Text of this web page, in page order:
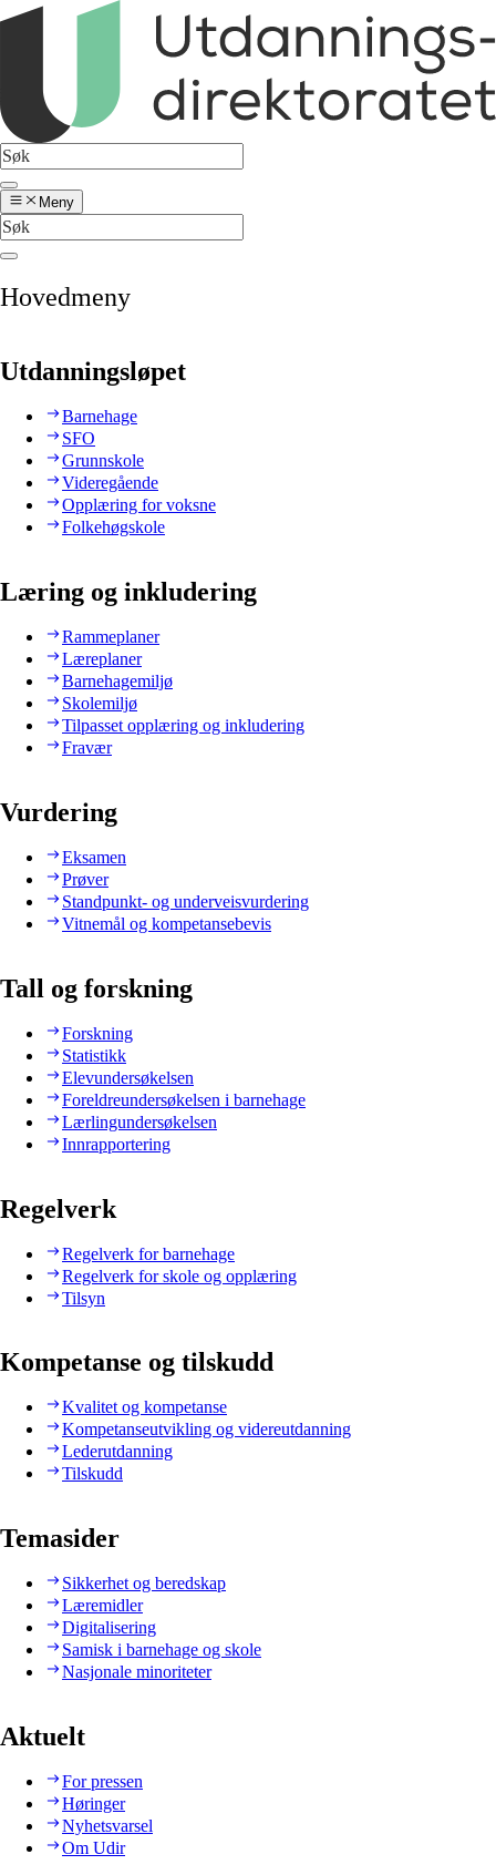
Meny
Hovedmeny
Utdanningsløpet
Barnehage
SFO
Grunnskole
Videregående
Opplæring for voksne
Folkehøgskole
Læring og inkludering
Rammeplaner
Læreplaner
Barnehagemiljø
Skolemiljø
Tilpasset opplæring og inkludering
Fravær
Vurdering
Eksamen
Prøver
Standpunkt- og underveisvurdering
Vitnemål og kompetansebevis
Tall og forskning
Forskning
Statistikk
Elevundersøkelsen
Foreldreundersøkelsen i barnehage
Lærlingundersøkelsen
Innrapportering
Regelverk
Regelverk for barnehage
Regelverk for skole og opplæring
Tilsyn
Kompetanse og tilskudd
Kvalitet og kompetanse
Kompetanseutvikling og videreutdanning
Lederutdanning
Tilskudd
Temasider
Sikkerhet og beredskap
Læremidler
Digitalisering
Samisk i barnehage og skole
Nasjonale minoriteter
Aktuelt
For pressen
Høringer
Nyhetsvarsel
Om Udir